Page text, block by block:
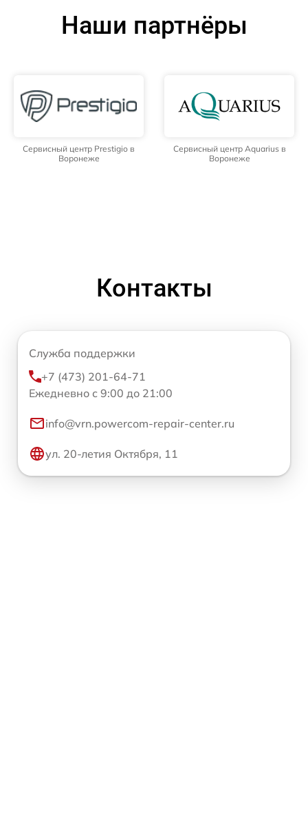
Наши партнёры
Сервисный центр Prestigio в
Воронеже
Сервисный центр Aquarius в
Воронеже
Контакты
Служба поддержки
+7 (473) 201-64-71
Ежедневно с 9:00 до 21:00
info@vrn.powercom-repair-center.ru
ул. 20-летия Октября, 11